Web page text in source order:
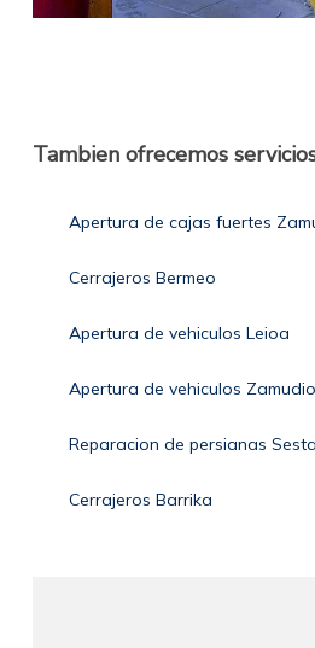
Tambien ofrecemos
Apertura de cajas fuertes
Cerrajeros Bermeo
Apertura de vehiculos Leioa
Apertura de vehiculos Zamudio
Reparacion de persianas
Cerrajeros Barrika